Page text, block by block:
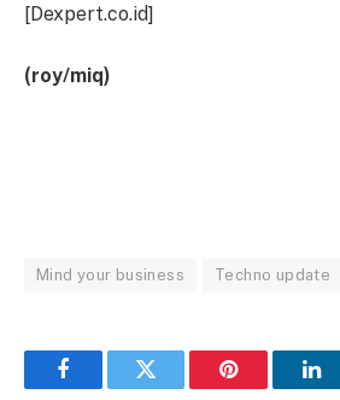
[Dexpert.co.id]
(roy/miq)
Mind your business Techno update
FacebookTwitter Pinterest